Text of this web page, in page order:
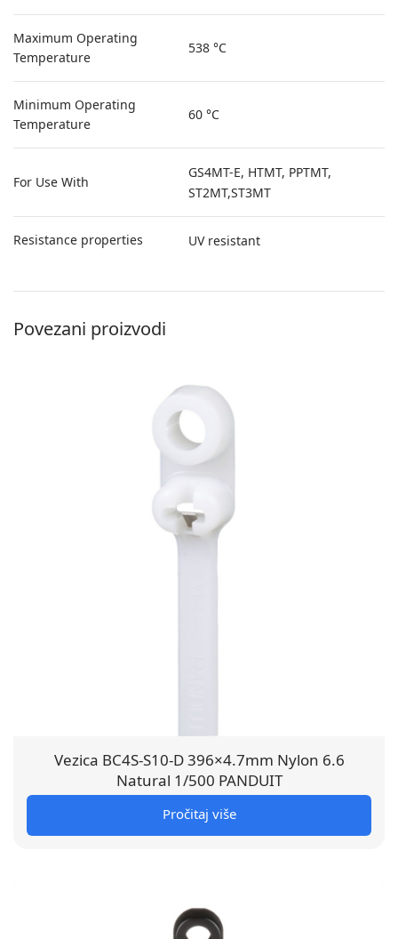
Maximum Operating
Temperature
538 °C
Minimum Operating
Temperature
60 °C
For Use With
GS4MT-E, HTMT, PPTMT,
ST2MT,ST3MT
Resistance properties UV resistant
Povezani proizvodi
Vezica BC4S-S10-D 396×4.7mm Nylon 6.6
Natural 1/500 PANDUIT
Pročitaj više